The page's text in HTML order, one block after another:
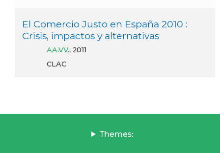
El Comercio Justo en España 2010 :
Crisis, impactos y alternativas
AA.VV., 2011
CLAC
Themes: